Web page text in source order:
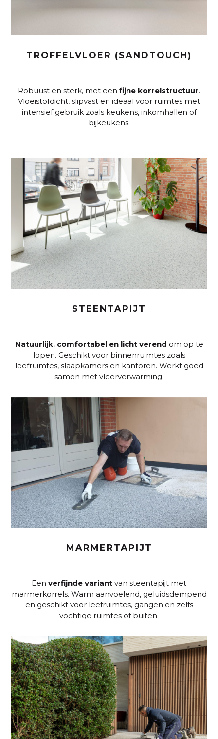
TROFFELVLOER (SANDTOUCH)
Robuust en sterk, met een fijne korrelstructuur.
Vloeistofdicht, slipvast en ideaal voor ruimtes met
intensief gebruik zoals keukens, inkomhallen of
bijkeukens.
STEENTAPIJT
Natuurlijk, comfortabel en licht verend om op te
lopen. Geschikt voor binnenruimtes zoals
leefruimtes, slaapkamers en kantoren. Werkt goed
samen met vloerverwarming.
MARMERTAPIJT
Een verfijnde variant van steentapijt met
marmerkorrels. Warm aanvoelend, geluidsdempend
en geschikt voor leefruimtes, gangen en zelfs
vochtige ruimtes of buiten.